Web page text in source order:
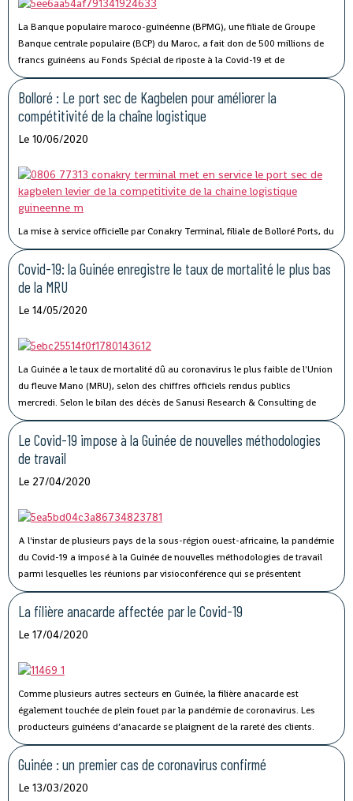
La Banque populaire maroco-guinéenne (BPMG), une filiale de Groupe
Banque centrale populaire (BCP) du Maroc, a fait don de 500 millions de
francs guinéens au Fonds Spécial de riposte à la Covid-19 et de
stabilisation économique de la Guinée.
Bolloré : Le port sec de Kagbelen pour améliorer la
compétitivité de la chaîne logistique
Le 10/06/2020
La mise à service officielle par Conakry Terminal, filiale de Bolloré Ports, du
port sec de Kagbelen, permettra « l’amélioration des performances et la
compétitivité du Port Autonome de Conakry ».« Le développement du port
sec de Kagbelen répond au double défi de la gestion optimale des espaces
de stockage du terminal à conteneurs et de la célérité des services de
livraison des véhicules. En complément des nouveaux portiques de parc
permettra l’amélioration des performances et la compétitivité du Port
Autonome de Conakry, », a déclaré Madame Traoré Tahirou Barry,
Directrice générale de Conakry Terminal.
Covid-19: la Guinée enregistre le taux de mortalité le plus bas
de la MRU
Le 14/05/2020
La Guinée a le taux de mortalité dû au coronavirus le plus faible de l'Union
du fleuve Mano (MRU), selon des chiffres officiels rendus publics
mercredi. Selon le bilan des décès de Sanusi Research & Consulting de
l’Union, qui regroupe la Côte d’Ivoire, la Guinée, le Libéria et la Sierra Leone,
73 personnes ont succombé au Covid-19.
Le Covid-19 impose à la Guinée de nouvelles méthodologies
de travail
Le 27/04/2020
A l'instar de plusieurs pays de la sous-région ouest-africaine, la pandémie
du Covid-19 a imposé à la Guinée de nouvelles méthodologies de travail
parmi lesquelles les réunions par visioconférence qui se présentent
comme un véritable défi technologique pour les autorités guinéennes.
La filière anacarde affectée par le Covid-19
Le 17/04/2020
Comme plusieurs autres secteurs en Guinée, la filière anacarde est
également touchée de plein fouet par la pandémie de coronavirus. Les
producteurs guinéens d’anacarde se plaignent de la rareté des clients.
Lancée le 02 avril dernier, par le ministère du Commerce, la campagne de
commercialisation de l’anacarde n’a pas connu son affluence habituelle à
cause de la crise sanitaire qui secoue le monde.
Guinée : un premier cas de coronavirus confirmé
Le 13/03/2020